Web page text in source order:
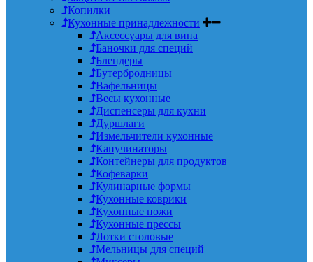
Копилки
Кухонные принадлежности
Аксессуары для вина
Баночки для специй
Блендеры
Бутербродницы
Вафельницы
Весы кухонные
Диспенсеры для кухни
Дуршлаги
Измельчители кухонные
Капучинаторы
Контейнеры для продуктов
Кофеварки
Кулинарные формы
Кухонные коврики
Кухонные ножи
Кухонные прессы
Лотки столовые
Мельницы для специй